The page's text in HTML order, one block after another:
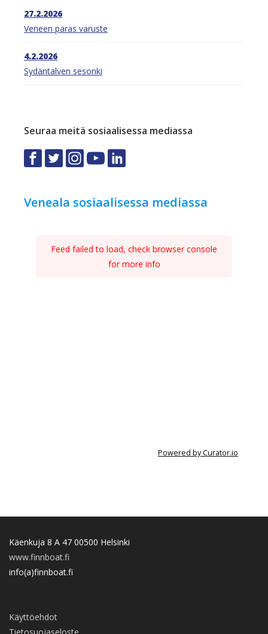
27.2.2026
Veneen paras varuste
4.2.2026
Sydäntalven sesonki
Seuraa meitä sosiaalisessa mediassa
Veneala sosiaalisessa mediassa
Feed failed to load, check browser console
for more info
Powered by Curator.io
Käenkuja 8 A 47 00500 Helsinki
www.finnboat.fi
info(a)finnboat.fi
Käyttöehdot